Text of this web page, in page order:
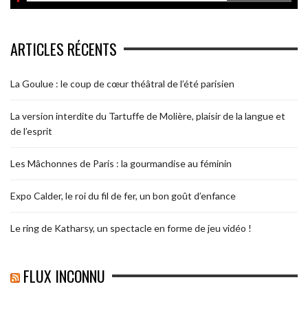
ARTICLES RÉCENTS
La Goulue : le coup de cœur théâtral de l’été parisien
La version interdite du Tartuffe de Molière, plaisir de la langue et
de l’esprit
Les Mâchonnes de Paris : la gourmandise au féminin
Expo Calder, le roi du fil de fer, un bon goût d’enfance
Le ring de Katharsy, un spectacle en forme de jeu vidéo !
FLUX INCONNU